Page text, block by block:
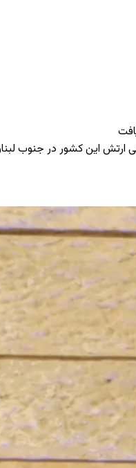
ارتش این کشور در جنوب